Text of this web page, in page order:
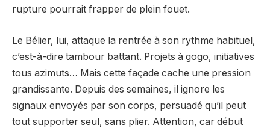
rupture pourrait frapper de plein fouet.
Le Bélier, lui, attaque la rentrée à son rythme habituel,
c’est-à-dire tambour battant. Projets à gogo, initiatives
tous azimuts… Mais cette façade cache une pression
grandissante. Depuis des semaines, il ignore les
signaux envoyés par son corps, persuadé qu’il peut
tout supporter seul, sans plier. Attention, car début